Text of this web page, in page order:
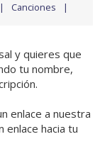
Canciones
y quieres que
tu nombre,
enlace a nuestra
enlace hacia tu